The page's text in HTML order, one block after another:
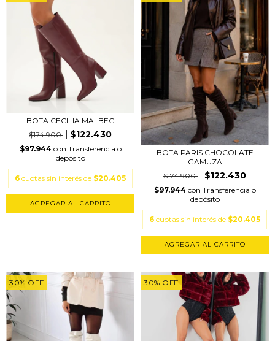
BOTA CECILIA MALBEC
$174.900
$122.430
$97.944 con Transferencia o
depósito
6 cuotas sin interés de $20.405
AGREGAR AL CARRITO
BOTA PARIS CHOCOLATE
GAMUZA
$174.900
$122.430
$97.944 con Transferencia o
depósito
6 cuotas sin interés de $20.405
AGREGAR AL CARRITO
30% OFF 30% OFF